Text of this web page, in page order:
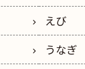
えび
うなぎ